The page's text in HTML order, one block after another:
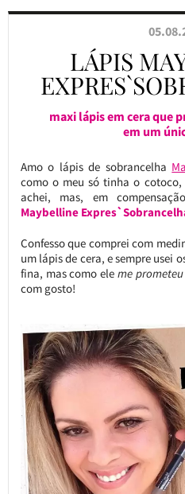
LÁPIS
maxi lápis em cera que
em um
Amo o lápis de sobrancelha
como o meu só tinha o
achei, mas, em
Maybelline
Confesso que comprei com
um lápis de cera, e sempre usei
fina, mas como ele me prometeu
com gosto!